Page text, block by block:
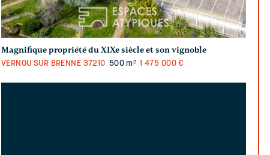
Magnifique propriété du XIXe siècle et son vignoble
VERNOU SUR BRENNE 37210 500 m² 1 475 000 €